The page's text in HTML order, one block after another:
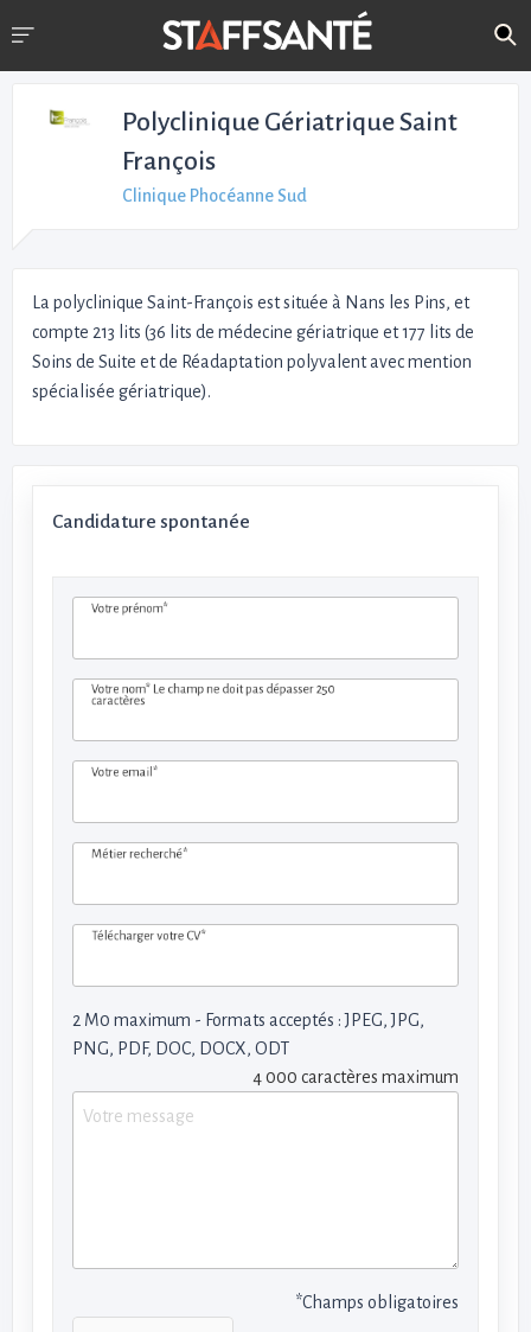
Polyclinique Gériatrique Saint
François
Clinique Phocéanne Sud
La polyclinique Saint-François est située à Nans les Pins, et
compte 213 lits (36 lits de médecine gériatrique et 177 lits de
Soins de Suite et de Réadaptation polyvalent avec mention
spécialisée gériatrique).
Candidature spontanée
Votre prénom*
Votre nom* Le champ ne doit pas dépasser 250
caractères
Votre email*
Métier recherché*
Télécharger votre CV*
2 M0 maximum - Formats acceptés : JPEG, JPG,
PNG, PDF, DOC, DOCX, ODT
4 000 caractères maximum
*Champs obligatoires